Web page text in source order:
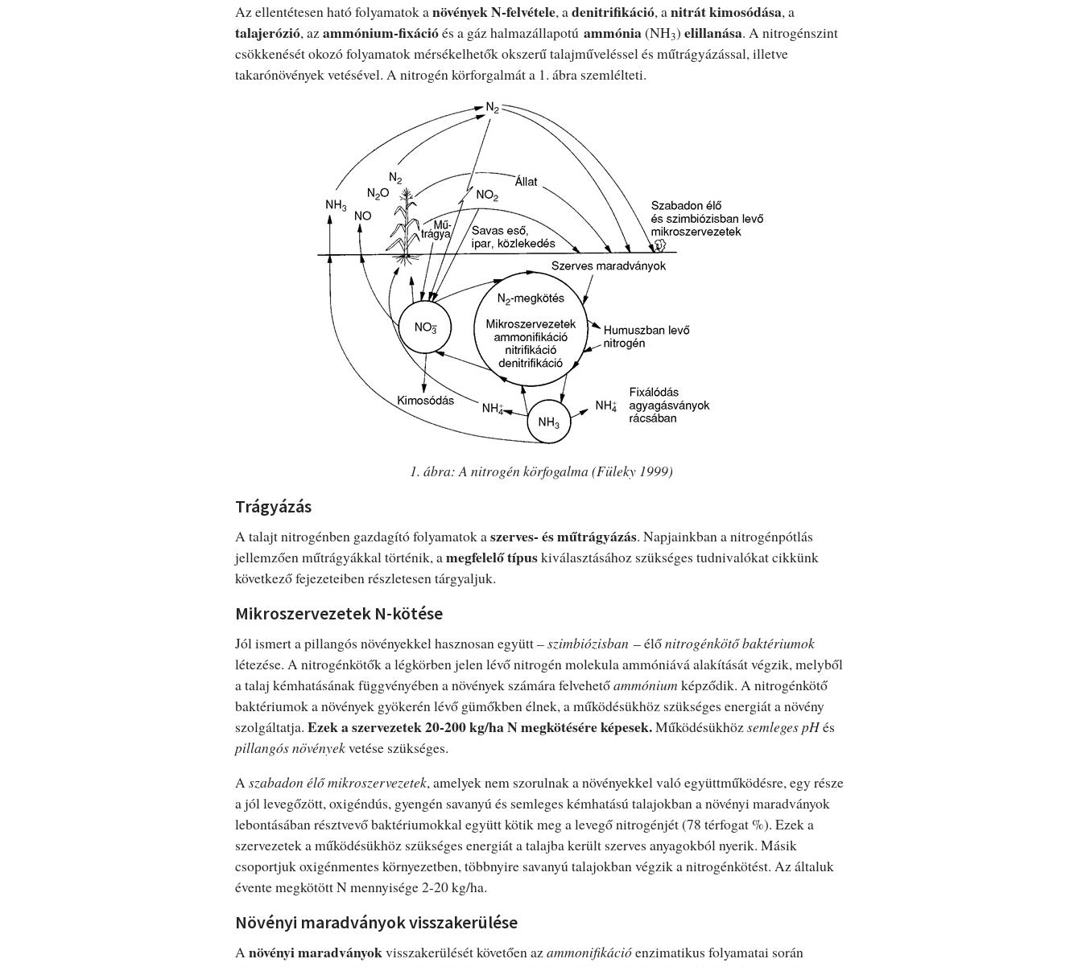
Az ellentétesen ható folyamatok anövények N-felvétele, adenitrifikáció, anitrát kimosódása, a
talajerózió, azammónium-fixációés a gáz halmazállapotú ammónia(NH3) elillanása. A nitrogénszint
csökkenését okozó folyamatok mérsékelhetők okszerű talajműveléssel és műtrágyázással, illetve
takarónövények vetésével. A nitrogén körforgalmát a 1. ábra szemlélteti.
1. ábra: A nitrogén körfogalma (Füleky 1999)
Trágyázás
A talajt nitrogénben gazdagító folyamatok aszerves- és műtrágyázás. Napjainkban a nitrogénpótlás
jellemzően műtrágyákkal történik, amegfelelő típuskiválasztásához szükséges tudnivalókat cikkünk
következő fejezeteiben részletesen tárgyaljuk.
Mikroszervezetek N-kötése
Jól ismert a pillangós növényekkel hasznosan együtt –szimbiózisban – élőnitrogénkötő baktériumok
létezése. A nitrogénkötők a légkörben jelen lévő nitrogén molekula ammóniává alakítását végzik, melyből
a talaj kémhatásának függvényében a növények számára felvehetőammónium képződik. A nitrogénkötő
baktériumok a növények gyökerén lévő gümőkben élnek, a működésükhöz szükséges energiát a növény
szolgáltatja. Ezek a szervezetek 20-200 kg/ha N megkötésére képesek.Működésükhözsemleges pHés
pillangós növényekvetése szükséges.
Aszabadon élő mikroszervezetek, amelyek nem szorulnak a növényekkel való együttműködésre, egy része
a jól levegőzött, oxigéndús, gyengén savanyú és semleges kémhatású talajokban a növényi maradványok
lebontásában résztvevő baktériumokkal együtt kötik meg a levegő nitrogénjét (78 térfogat %). Ezek a
szervezetek a működésükhöz szükséges energiát a talajba került szerves anyagokból nyerik. Másik
csoportjuk oxigénmentes környezetben, többnyire savanyú talajokban végzik a nitrogénkötést. Az általuk
évente megkötött N mennyisége 2-20 kg/ha.
Növényi maradványok visszakerülése
A növényi maradványokvisszakerülését követően azammonifikációenzimatikus folyamatai során